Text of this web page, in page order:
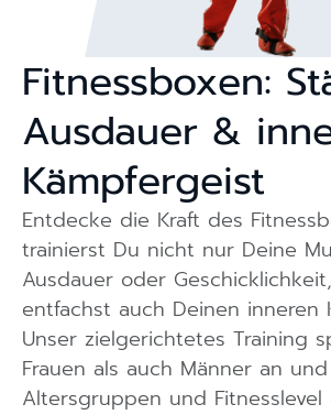
Fitnessboxen:
Ausdauer &
Kämpfergeist
Entdecke die Kraft des
trainierst Du nicht nur Deine
Ausdauer oder
entfachst auch Deinen inneren
Unser zielgerichtetes Training
Frauen als auch Männer an
Altersgruppen und